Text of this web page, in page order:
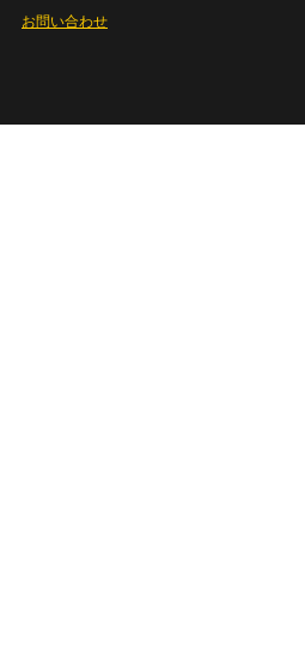
お問い合わせ